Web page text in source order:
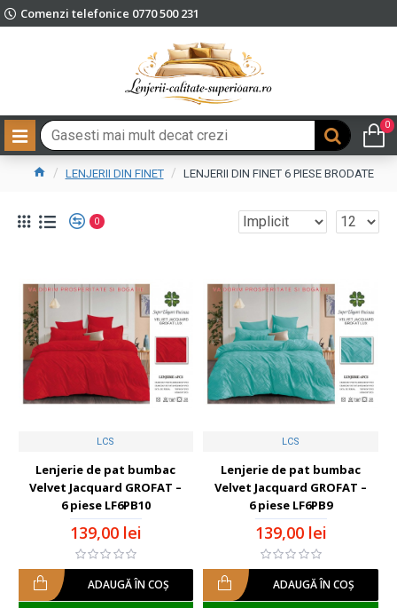
Comenzi telefonice 0770 500 231
0
LENJERII DIN FINET LENJERII DIN FINET 6 PIESE BRODATE
0
LCS
Lenjerie de pat bumbac
Velvet Jacquard GROFAT –
6 piese LF6PB10
139,00 lei
ADAUGĂ ÎN COŞ
LCS
Lenjerie de pat bumbac
Velvet Jacquard GROFAT –
6 piese LF6PB9
139,00 lei
ADAUGĂ ÎN COŞ